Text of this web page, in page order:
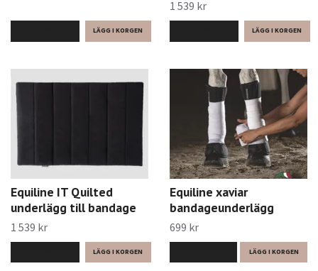
1 539 kr
Equiline IT Quilted
underlägg till bandage
1 539 kr
Equiline xaviar
bandageunderlägg
699 kr
LÄGG I KORGEN